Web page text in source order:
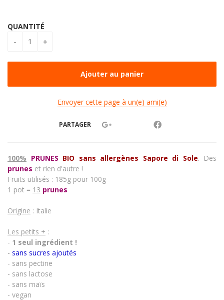
QUANTITÉ
Envoyer cette page à un(e) ami(e)
PARTAGER
100% PRUNES BIO sans allergènes Sapore di Sole. Des
prunes et rien d'autre !
Fruits utilisés : 185g pour 100g
1 pot = 13 prunes
Origine : Italie
Les petits + :
- 1 seul ingrédient !
- sans sucres ajoutés
- sans pectine
- sans lactose
- sans maïs
- vegan